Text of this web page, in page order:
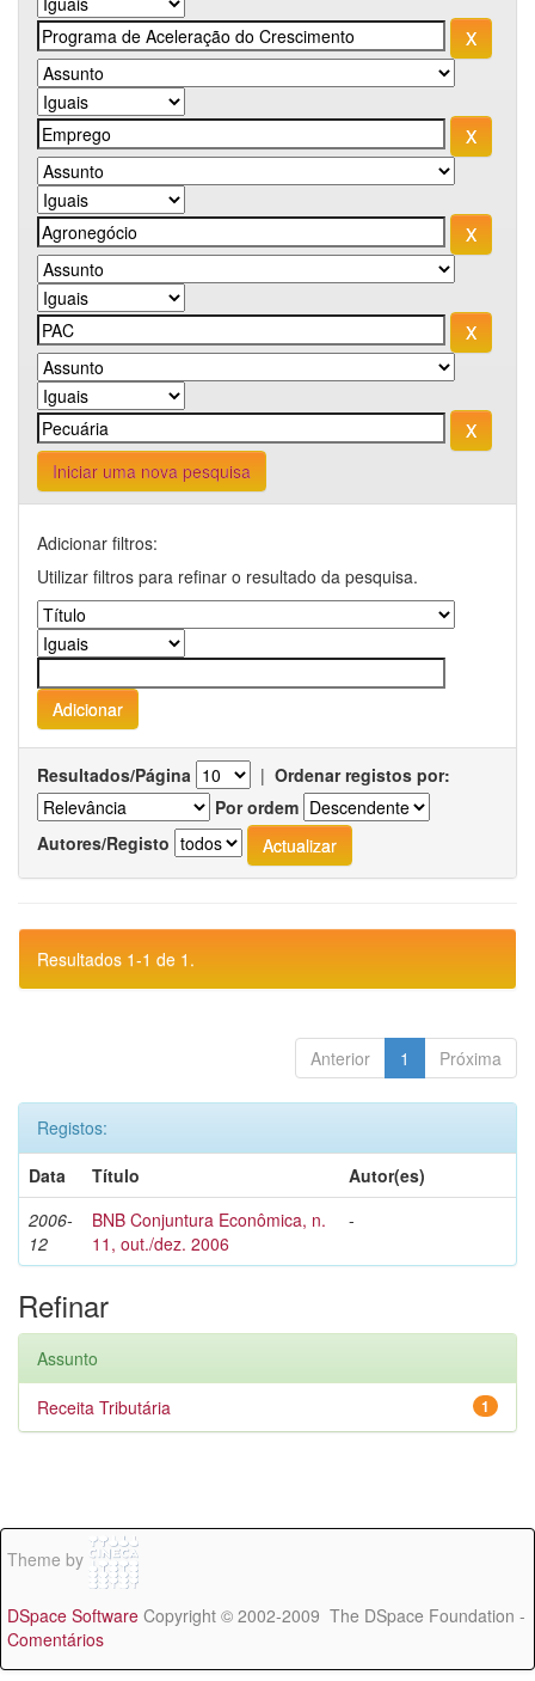
Iniciar uma nova pesquisa
Adicionar filtros:
Utilizar filtros para refinar o resultado da pesquisa.
Resultados/Página | Ordenar registos por:
Por ordem
Autores/Registo
Resultados 1-1 de 1.
Anterior 1 Próxima
Registos:
Data
Título
Autor(es)
2006-
12
BNB Conjuntura Econômica, n.
11, out./dez. 2006
-
Refinar
Assunto
1
Receita Tributária
Theme by
DSpace Software Copyright © 2002-2009 The DSpace Foundation -
Comentários